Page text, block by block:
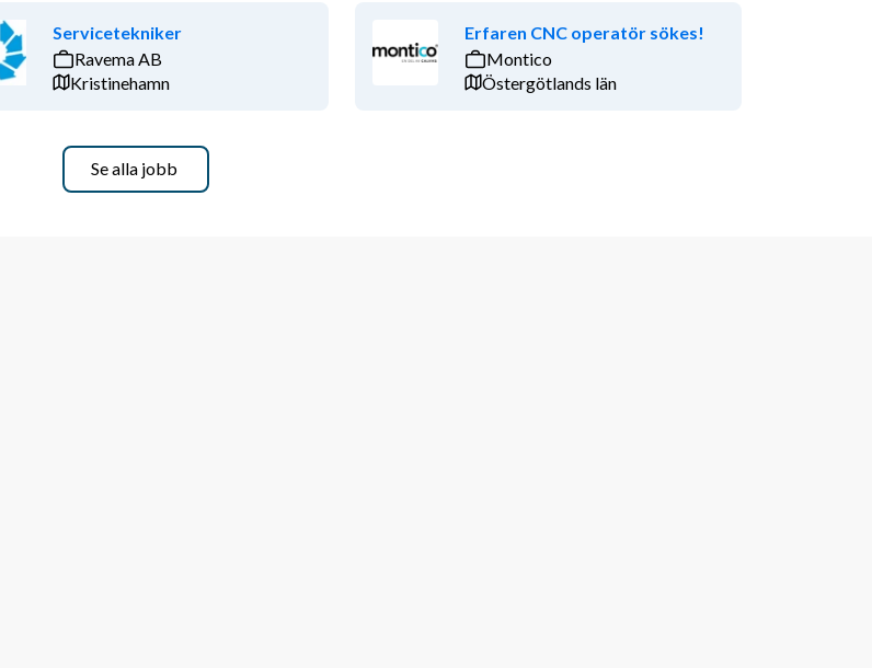
Servicetekniker
Ravema AB
Kristinehamn
Erfaren CNC operatör sökes!
Montico
Östergötlands län
Se alla jobb